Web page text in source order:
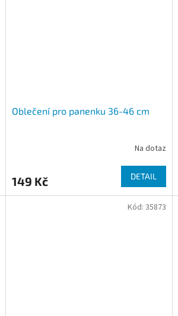
Oblečení pro panenku 36-46 cm
Na dotaz
149 Kč DETAIL
Kód: 35873